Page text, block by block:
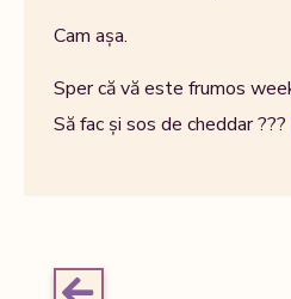
Cam așa.
Sper că vă este frumos
Să fac și sos de cheddar ???